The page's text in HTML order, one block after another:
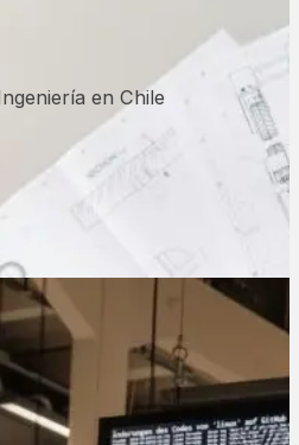
en Chile